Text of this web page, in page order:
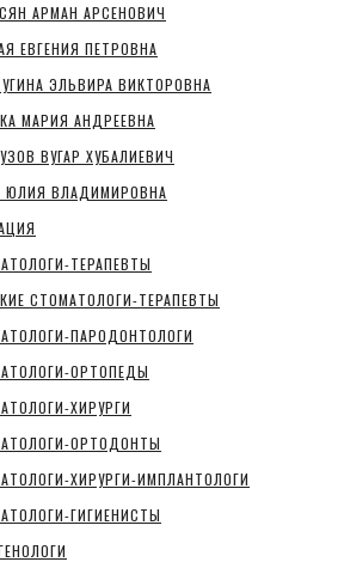
АРМАН АРСЕНОВИЧ
ЕВГЕНИЯ ПЕТРОВНА
ЭЛЬВИРА ВИКТОРОВНА
МАРИЯ АНДРЕЕВНА
ВУГАР ХУБАЛИЕВИЧ
ЮЛИЯ ВЛАДИМИРОВНА
ТЕРАПЕВТЫ
СТОМАТОЛОГИ-ТЕРАПЕВТЫ
ПАРОДОНТОЛОГИ
ОРТОПЕДЫ
ХИРУРГИ
ОРТОДОНТЫ
ХИРУРГИ-ИМПЛАНТОЛОГИ
ГИГИЕНИСТЫ